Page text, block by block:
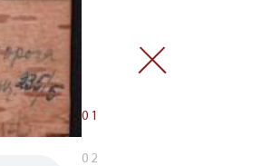
FERMER
01
02